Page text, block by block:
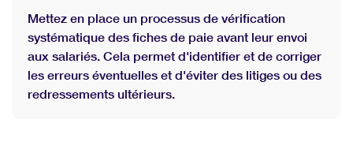
Mettez en place un processus de vérification
systématique des fiches de paie avant leur envoi
aux salariés. Cela permet d'identifier et de corriger
les erreurs éventuelles et d'éviter des litiges ou des
redressements ultérieurs.